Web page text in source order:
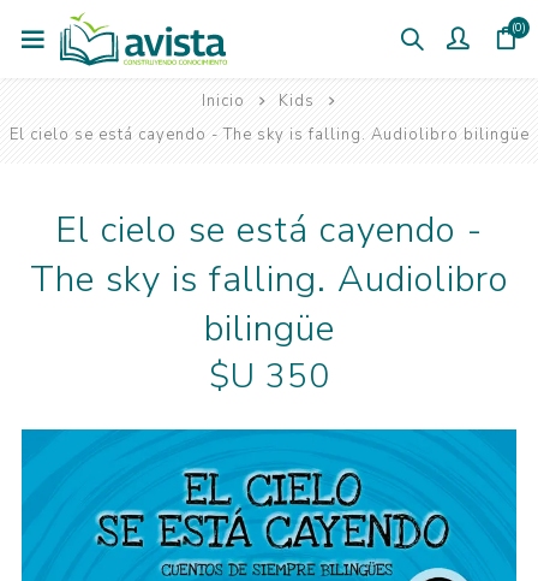
(0)
Inicio
Kids
El cielo se está cayendo - The sky is falling. Audiolibro bilingüe
El cielo se está cayendo -
The sky is falling. Audiolibro
bilingüe
$U 350